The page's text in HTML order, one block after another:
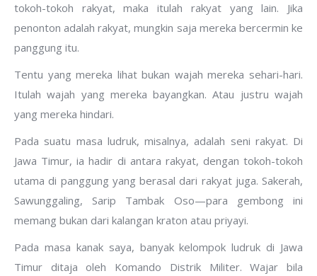
tokoh-tokoh rakyat, maka itulah rakyat yang lain. Jika
penonton adalah rakyat, mungkin saja mereka bercermin ke
panggung itu.
Tentu yang mereka lihat bukan wajah mereka sehari-hari.
Itulah wajah yang mereka bayangkan. Atau justru wajah
yang mereka hindari.
Pada suatu masa ludruk, misalnya, adalah seni rakyat. Di
Jawa Timur, ia hadir di antara rakyat, dengan tokoh-tokoh
utama di panggung yang berasal dari rakyat juga. Sakerah,
Sawunggaling, Sarip Tambak Oso—para gembong ini
memang bukan dari kalangan kraton atau priyayi.
Pada masa kanak saya, banyak kelompok ludruk di Jawa
Timur ditaja oleh Komando Distrik Militer. Wajar bila